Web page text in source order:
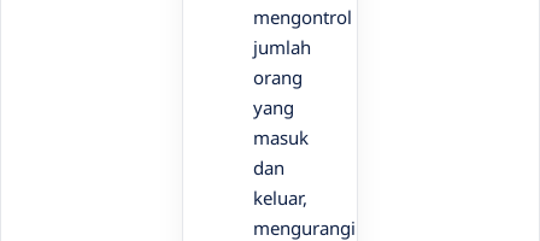
mengontrol
jumlah
orang
yang
masuk
dan
keluar,
mengurangi